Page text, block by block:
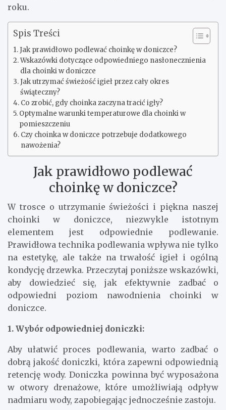
roku.
Spis Treści
Jak prawidłowo podlewać choinkę w doniczce?
Wskazówki dotyczące odpowiedniego nasłonecznienia
dla choinki w doniczce
Jak utrzymać świeżość igieł przez cały okres
świąteczny?
Co zrobić, gdy choinka zaczyna tracić igły?
Optymalne warunki temperaturowe dla choinki w
pomieszczeniu
Czy choinka w doniczce potrzebuje dodatkowego
nawożenia?
Jak prawidłowo podlewać
choinkę w doniczce?
W trosce o utrzymanie świeżości i piękna naszej
choinki w doniczce, niezwykle istotnym
elementem jest odpowiednie podlewanie.
Prawidłowa technika podlewania wpływa nie tylko
na estetykę, ale także na trwałość igieł i ogólną
kondycję drzewka. Przeczytaj poniższe wskazówki,
aby dowiedzieć się, jak efektywnie zadbać o
odpowiedni poziom nawodnienia choinki w
doniczce.
1. Wybór odpowiedniej doniczki:
Aby ułatwić proces podlewania, warto zadbać o
dobrą jakość doniczki, która zapewni odpowiednią
retencję wody. Doniczka powinna być wyposażona
w otwory drenażowe, które umożliwiają odpływ
nadmiaru wody, zapobiegając jednocześnie zastoju.